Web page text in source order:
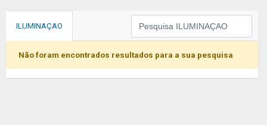
ILUMINAÇAO
Não foram encontrados resultados para a sua pesquisa